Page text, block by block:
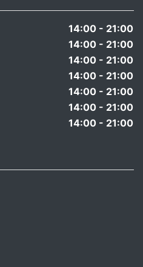
14:00 - 21:00
14:00 - 21:00
14:00 - 21:00
14:00 - 21:00
14:00 - 21:00
14:00 - 21:00
14:00 - 21:00